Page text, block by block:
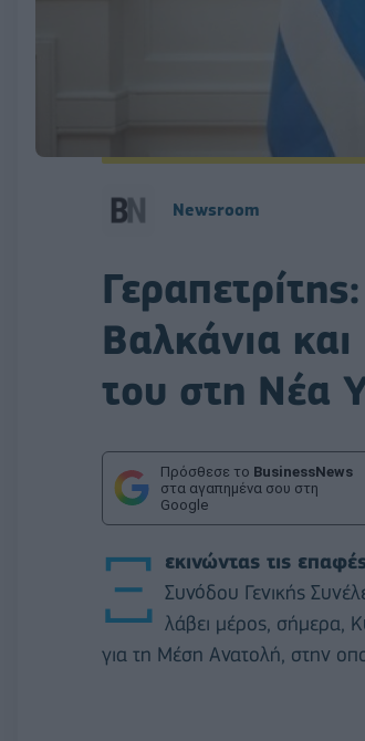
Newsroom
Βαλκάνια και
του στη Νέα
Πρόσθεσε το BusinessNews
στα αγαπημένα σου στη
Google
Ξ εκινώντας τις
Συνόδου Γενικής
λάβει μέρος, σήμερα,
για τη Μέση Ανατολή, στην